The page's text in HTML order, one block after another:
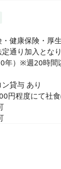
健康保険・厚
通り加入となり
年）※週20時間
貸与 あり
円程度にて社